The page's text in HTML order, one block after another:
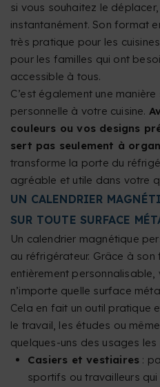
si vous souhaitez le
instantanément. Son format
très pratique pour les
pour les familles qui ont
accessible à tous.
C’est également une
personnelle à votre cuisine.
couleurs ou vos designs
sert pas seulement à
transforme la porte du
agréable et utile dans votre
UN CALENDRIER
SUR TOUTE SURFACE
Un calendrier magnétique
au réfrigérateur. Grâce à
entièrement
n’importe quelle surface
Cela en fait un outil pratique
le travail, les études ou
quelques-uns des usages les
Casiers et vestiaires :
sportifs ou travailleurs